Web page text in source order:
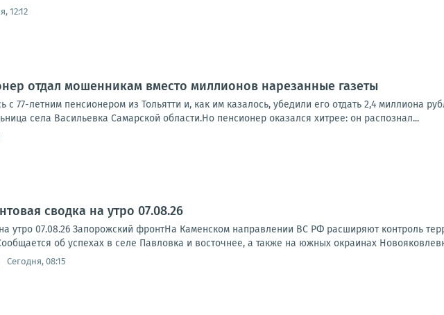
12:12
отдал мошенникам вместо миллионов нарезанные газеты
с 77-летним пенсионером из Тольятти и, как им казалось, убедили его отдать 2,4 миллиона
села Васильевка Самарской области.Но пенсионер оказался хитрее: он распознал...
сводка на утро 07.08.26
утро 07.08.26 Запорожский фронтНа Каменском направлении ВС РФ расширяют контроль
об успехах в селе Павловка и восточнее, а также на южных окраинах
Сегодня, 08:15